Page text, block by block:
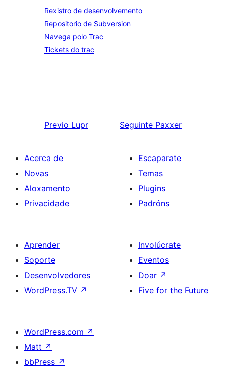
Rexistro de desenvolvemento
Repositorio de Subversion
Navega polo Trac
Tickets do trac
Previo Lupr Seguinte Paxxer
Acerca de
Novas
Aloxamento
Privacidade
Escaparate
Temas
Plugins
Padróns
Aprender
Soporte
Desenvolvedores
WordPress.TV ↗
Involúcrate
Eventos
Doar ↗
Five for the Future
WordPress.com ↗
Matt ↗
bbPress ↗